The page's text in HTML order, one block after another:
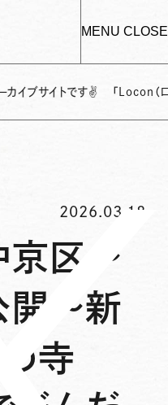
MENU CLOSE
す✌ 「Locon（ロコン）」は、
2026.03.18
京区～
開～新
寺